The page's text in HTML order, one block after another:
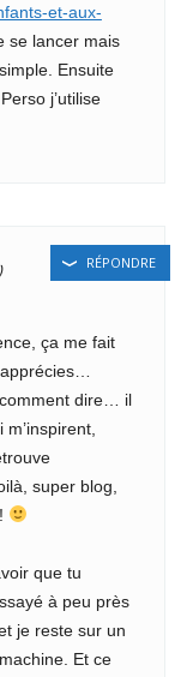
et-aux-
se lancer mais
Ensuite
j’utilise
ça me fait
dire… il
super blog,
que tu
à peu près
je reste sur un
Et ce
RÉPONDRE